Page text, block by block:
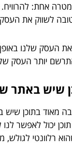
אחת:
לשווק את
את העסק שלנו
יותר העסק
שיש באתר
מאוד בתוכן שיש
לאפשר לנו
רלוונטי לגולש,